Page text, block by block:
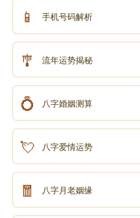
📱 手机号码解析
🎐 流年运势揭秘
💍 八字婚姻测算
💘 八字爱情运势
🧧 八字月老姻缘